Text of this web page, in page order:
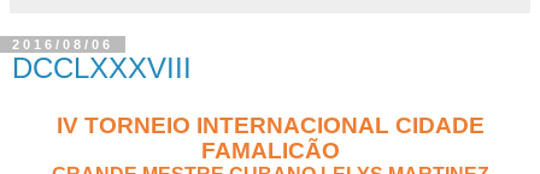
2016/08/06
DCCLXXXVIII
IV TORNEIO INTERNACIONAL CIDADE
FAMALICÃO